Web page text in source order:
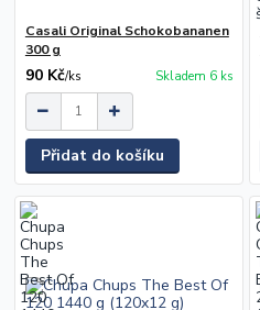
Casali Original Schokobananen
300 g
90 Kč/ks Skladem 6 ks
Přidat do košíku